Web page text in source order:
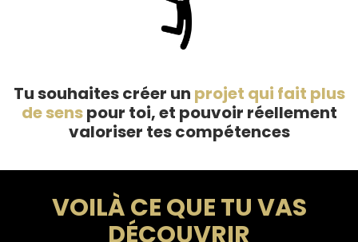
Tu souhaites créer un projet qui fait plus
de senspour toi, et pouvoir réellement
valoriser tes compétences
VOILÀ CE QUE TU VAS
DÉCOUVRIR